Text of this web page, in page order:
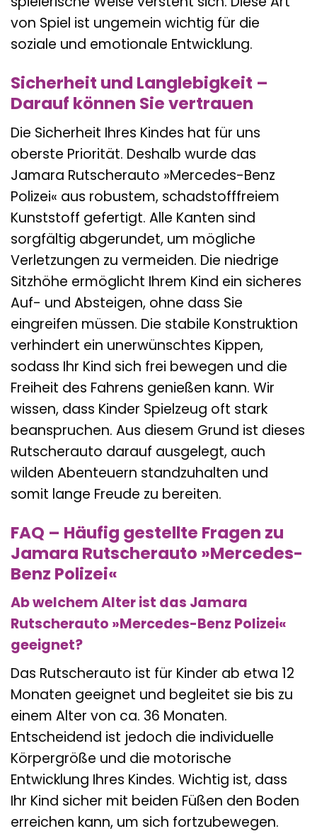
von Spiel ist ungemein wichtig für die
soziale und emotionale Entwicklung.
Sicherheit und Langlebigkeit –
Darauf können Sie vertrauen
Die Sicherheit Ihres Kindes hat für uns
oberste Priorität. Deshalb wurde das
Jamara Rutscherauto »Mercedes-Benz
Polizei« aus robustem, schadstofffreiem
Kunststoff gefertigt. Alle Kanten sind
sorgfältig abgerundet, um mögliche
Verletzungen zu vermeiden. Die niedrige
Sitzhöhe ermöglicht Ihrem Kind ein sicheres
Auf- und Absteigen, ohne dass Sie
eingreifen müssen. Die stabile Konstruktion
verhindert ein unerwünschtes Kippen,
sodass Ihr Kind sich frei bewegen und die
Freiheit des Fahrens genießen kann. Wir
wissen, dass Kinder Spielzeug oft stark
beanspruchen. Aus diesem Grund ist dieses
Rutscherauto darauf ausgelegt, auch
wilden Abenteuern standzuhalten und
somit lange Freude zu bereiten.
FAQ – Häufig gestellte Fragen zu
Jamara Rutscherauto »Mercedes-
Benz Polizei«
Ab welchem Alter ist das Jamara
Rutscherauto »Mercedes-Benz Polizei«
geeignet?
Das Rutscherauto ist für Kinder ab etwa 12
Monaten geeignet und begleitet sie bis zu
einem Alter von ca. 36 Monaten.
Entscheidend ist jedoch die individuelle
Körpergröße und die motorische
Entwicklung Ihres Kindes. Wichtig ist, dass
Ihr Kind sicher mit beiden Füßen den Boden
erreichen kann, um sich fortzubewegen.